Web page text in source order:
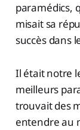
paramédics,
misait sa
succès dans
Il était notre
meilleurs
trouvait des
entendre au